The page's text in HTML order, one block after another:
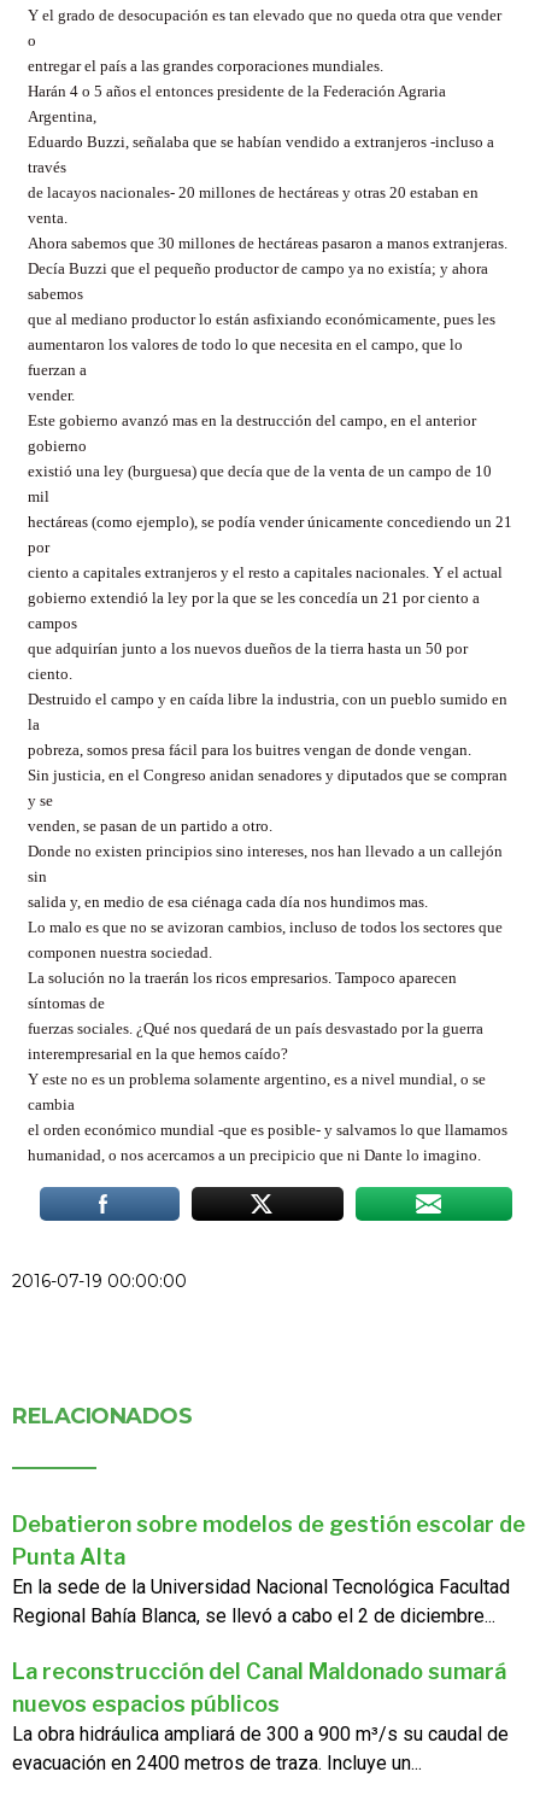
Y el grado de desocupación es tan elevado que no queda otra que vender
o
entregar el país a las grandes corporaciones mundiales.
Harán 4 o 5 años el entonces presidente de la Federación Agraria
Argentina,
Eduardo Buzzi, señalaba que se habían vendido a extranjeros -incluso a
través
de lacayos nacionales- 20 millones de hectáreas y otras 20 estaban en
venta.
Ahora sabemos que 30 millones de hectáreas pasaron a manos extranjeras.
Decía Buzzi que el pequeño productor de campo ya no existía; y ahora
sabemos
que al mediano productor lo están asfixiando económicamente, pues les
aumentaron los valores de todo lo que necesita en el campo, que lo
fuerzan a
vender.
Este gobierno avanzó mas en la destrucción del campo, en el anterior
gobierno
existió una ley (burguesa) que decía que de la venta de un campo de 10
mil
hectáreas (como ejemplo), se podía vender únicamente concediendo un 21
por
ciento a capitales extranjeros y el resto a capitales nacionales. Y el actual
gobierno extendió la ley por la que se les concedía un 21 por ciento a
campos
que adquirían junto a los nuevos dueños de la tierra hasta un 50 por
ciento.
Destruido el campo y en caída libre la industria, con un pueblo sumido en
la
pobreza, somos presa fácil para los buitres vengan de donde vengan.
Sin justicia, en el Congreso anidan senadores y diputados que se compran
y se
venden, se pasan de un partido a otro.
Donde no existen principios sino intereses, nos han llevado a un callejón
sin
salida y, en medio de esa ciénaga cada día nos hundimos mas.
Lo malo es que no se avizoran cambios, incluso de todos los sectores que
componen nuestra sociedad.
La solución no la traerán los ricos empresarios. Tampoco aparecen
síntomas de
fuerzas sociales. ¿Qué nos quedará de un país desvastado por la guerra
interempresarial en la que hemos caído?
Y este no es un problema solamente argentino, es a nivel mundial, o se
cambia
el orden económico mundial -que es posible- y salvamos lo que llamamos
humanidad, o nos acercamos a un precipicio que ni Dante lo imagino.
2016-07-19 00:00:00
RELACIONADOS
Debatieron sobre modelos de gestión escolar de
Punta Alta
En la sede de la Universidad Nacional Tecnológica Facultad
Regional Bahía Blanca, se llevó a cabo el 2 de diciembre...
La reconstrucción del Canal Maldonado sumará
nuevos espacios públicos
La obra hidráulica ampliará de 300 a 900 m³/s su caudal de
evacuación en 2400 metros de traza. Incluye un...